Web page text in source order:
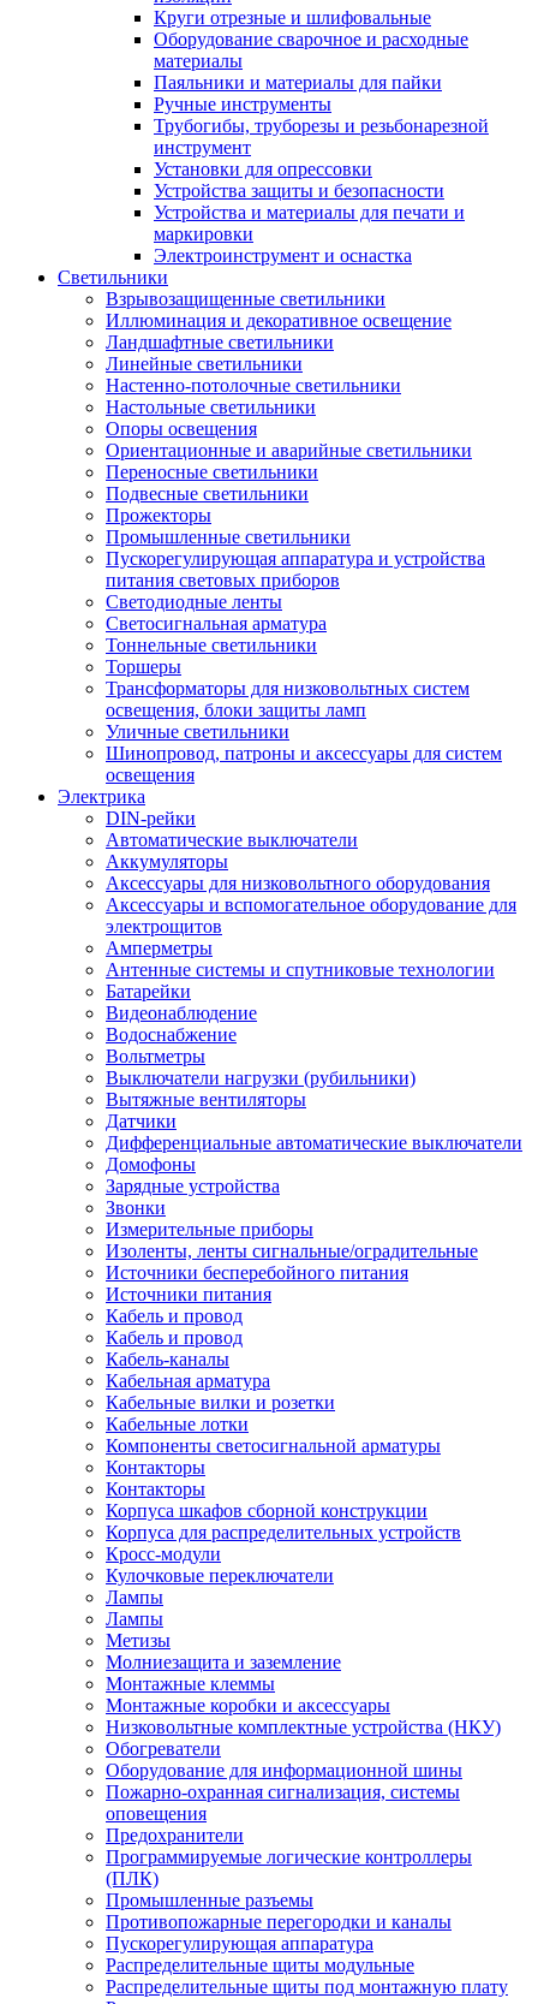
Круги отрезные и шлифовальные
Оборудование сварочное и расходные
материалы
Паяльники и материалы для пайки
Ручные инструменты
Трубогибы, труборезы и резьбонарезной
инструмент
Установки для опрессовки
Устройства защиты и безопасности
Устройства и материалы для печати и
маркировки
Электроинструмент и оснастка
Светильники
Взрывозащищенные светильники
Иллюминация и декоративное освещение
Ландшафтные светильники
Линейные светильники
Настенно-потолочные светильники
Настольные светильники
Опоры освещения
Ориентационные и аварийные светильники
Переносные светильники
Подвесные светильники
Прожекторы
Промышленные светильники
Пускорегулирующая аппаратура и устройства
питания световых приборов
Светодиодные ленты
Светосигнальная арматура
Тоннельные светильники
Торшеры
Трансформаторы для низковольтных систем
освещения, блоки защиты ламп
Уличные светильники
Шинопровод, патроны и аксессуары для систем
освещения
Электрика
DIN-рейки
Автоматические выключатели
Аккумуляторы
Аксессуары для низковольтного оборудования
Аксессуары и вспомогательное оборудование для
электрощитов
Амперметры
Антенные системы и спутниковые технологии
Батарейки
Видеонаблюдение
Водоснабжение
Вольтметры
Выключатели нагрузки (рубильники)
Вытяжные вентиляторы
Датчики
Дифференциальные автоматические выключатели
Домофоны
Зарядные устройства
Звонки
Измерительные приборы
Изоленты, ленты сигнальные/оградительные
Источники бесперебойного питания
Источники питания
Кабель и провод
Кабель и провод
Кабель-каналы
Кабельная арматура
Кабельные вилки и розетки
Кабельные лотки
Компоненты светосигнальной арматуры
Контакторы
Контакторы
Корпуса шкафов сборной конструкции
Корпуса для распределительных устройств
Кросс-модули
Кулочковые переключатели
Лампы
Лампы
Метизы
Молниезащита и заземление
Монтажные клеммы
Монтажные коробки и аксессуары
Низковольтные комплектные устройства (НКУ)
Обогреватели
Оборудование для информационной шины
Пожарно-охранная сигнализация, системы
оповещения
Предохранители
Программируемые логические контроллеры
(ПЛК)
Промышленные разъемы
Противопожарные перегородки и каналы
Пускорегулирующая аппаратура
Распределительные щиты модульные
Распределительные щиты под монтажную плату